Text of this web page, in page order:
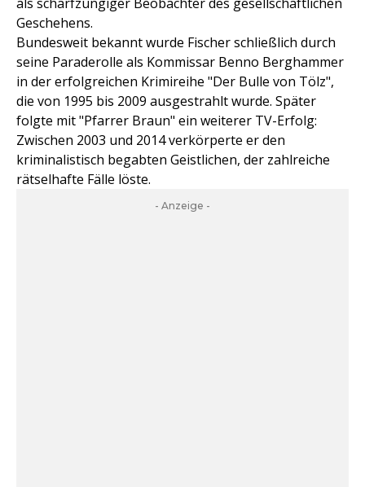
Geschehens.
Bundesweit bekannt wurde Fischer schließlich durch
seine Paraderolle als Kommissar Benno Berghammer
in der erfolgreichen Krimireihe "Der Bulle von Tölz",
die von 1995 bis 2009 ausgestrahlt wurde. Später
folgte mit "Pfarrer Braun" ein weiterer TV-Erfolg:
Zwischen 2003 und 2014 verkörperte er den
kriminalistisch begabten Geistlichen, der zahlreiche
rätselhafte Fälle löste.
- Anzeige -